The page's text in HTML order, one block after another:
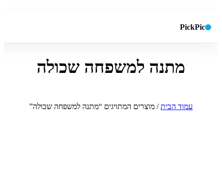
PickPic
חיפוש באתר
חפש
מתנה למשפחה שכולה
עמוד הבית/ מוצרים המתויגים “מתנה למשפחה שכולה”